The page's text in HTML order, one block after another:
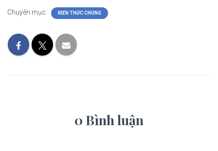
Chuyên mục: KIẾN THỨC CHUNG
0 Bình luận